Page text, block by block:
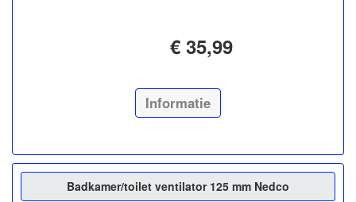
€ 35,99
Informatie
Badkamer/toilet ventilator 125 mm Nedco